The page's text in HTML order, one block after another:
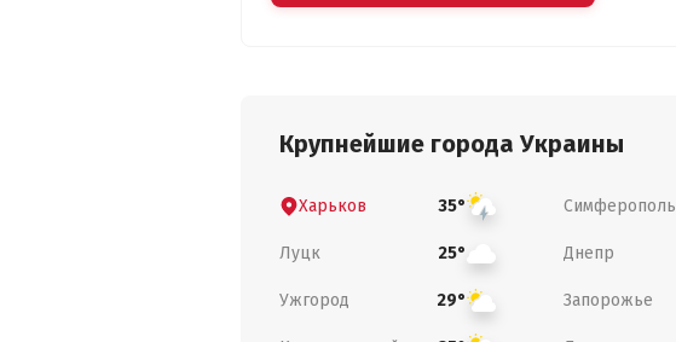
Крупнейшие города Украины
Харьков 35° Симферополь
Луцк 25° Днепр
Ужгород 29° Запорожье